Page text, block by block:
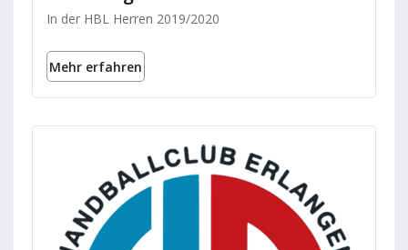
In der HBL Herren 2019/2020
Mehr erfahren